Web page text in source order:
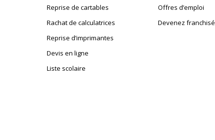
Reprise de cartables
Rachat de calculatrices
Reprise d’imprimantes
Devis en ligne
Liste scolaire
Offres d’emploi
Devenez franchisé